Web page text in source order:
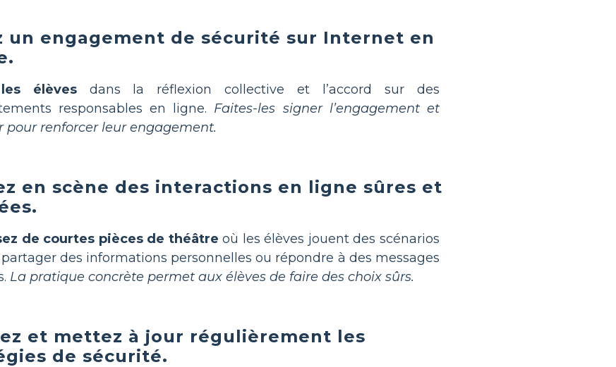
un engagement de sécurité sur Internet en
élèvesdans la réflexion collective et l’accord sur des
responsables en ligne. Faites-les signer l’engagement et
pour renforcer leur engagement.
en scène des interactions en ligne sûres et
de courtes pièces de théâtre où les élèves jouent des scénarios
des informations personnelles ou répondre à des messages
La pratique concrète permet aux élèves de faire des choix sûrs.
et mettez à jour régulièrement les
de sécurité.